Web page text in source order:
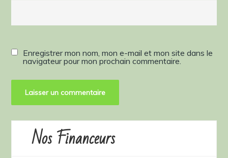
Enregistrer mon nom, mon e-mail et mon site dans le
navigateur pour mon prochain commentaire.
Nos Financeurs